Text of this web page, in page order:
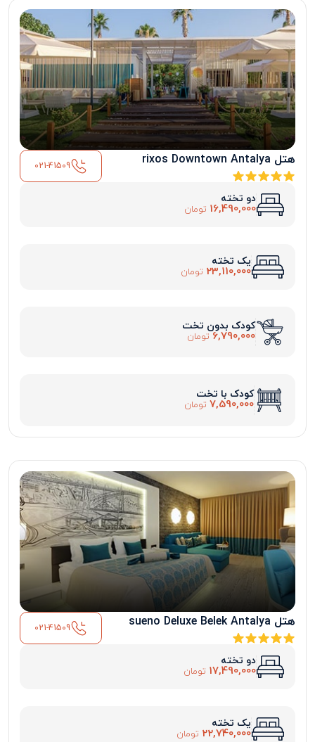
هتل rixos Downtown Antalya 021-41509
دو تخته
16,490,000 تومان
یک تخته
23,110,000 تومان
کودک بدون تخت
6,790,000 تومان
کودک با تخت
7,590,000 تومان
هتل sueno Deluxe Belek Antalya 021-41509
دو تخته
17,490,000 تومان
یک تخته
22,740,000 تومان